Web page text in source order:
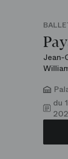
Jean-
du